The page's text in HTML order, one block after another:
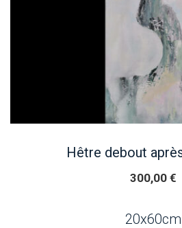
Hêtre debout
300,00 €
20x60cm